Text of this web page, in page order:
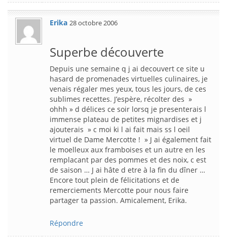
Erika 28 octobre 2006
Superbe découverte
Depuis une semaine q j ai decouvert ce site u
hasard de promenades virtuelles culinaires, je
venais régaler mes yeux, tous les jours, de ces
sublimes recettes. J’espère, récolter des »
ohhh » d délices ce soir lorsq je presenterais l
immense plateau de petites mignardises et j
ajouterais » c moi ki l ai fait mais ss l oeil
virtuel de Dame Mercotte ! » J ai également fait
le moelleux aux framboises et un autre en les
remplacant par des pommes et des noix, c est
de saison … J ai hâte d etre à la fin du dîner …
Encore tout plein de félicitations et de
remerciements Mercotte pour nous faire
partager ta passion. Amicalement, Erika.
Répondre